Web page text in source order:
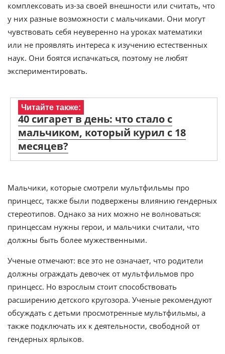
комплексовать из-за своей внешности или считать, что
у них разные возможности с мальчиками. Они могут
чувствовать себя неуверенно на уроках математики
или не проявлять интереса к изучению естественных
наук. Они боятся испачкаться, поэтому не любят
экспериментировать.
Читайте также:
40 сигарет в день: что стало с
мальчиком, который курил с 18
месяцев?
Мальчики, которые смотрели мультфильмы про
принцесс, также были подвержены влиянию гендерных
стереотипов. Однако за них можно не волноваться:
принцессам нужны герои, и мальчики считали, что
должны быть более мужественными.
Ученые отмечают: все это не означает, что родители
должны ограждать девочек от мультфильмов про
принцесс. Но взрослым стоит способствовать
расширению детского кругозора. Ученые рекомендуют
обсуждать с детьми просмотренные мультфильмы, а
также подключать их к деятельности, свободной от
гендерных ярлыков.